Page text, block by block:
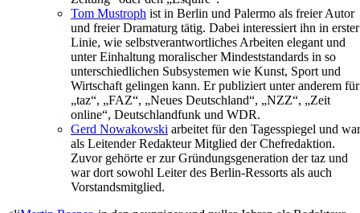
Tom Mustroph ist in Berlin und Palermo als freier Autor
und freier Dramaturg tätig. Dabei interessiert ihn in erster
Linie, wie selbstverantwortliches Arbeiten elegant und
unter Einhaltung moralischer Mindeststandards in so
unterschiedlichen Subsystemen wie Kunst, Sport und
Wirtschaft gelingen kann. Er publiziert unter anderem für
„taz“, „FAZ“, „Neues Deutschland“, „NZZ“, „Zeit
online“, Deutschlandfunk und WDR.
Gerd Nowakowski arbeitet für den Tagesspiegel und war
als Leitender Redakteur Mitglied der Chefredaktion.
Zuvor gehörte er zur Gründungsgeneration der taz und
war dort sowohl Leiter des Berlin-Ressorts als auch
Vorstandsmitglied.